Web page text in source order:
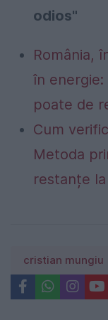
odios"
România,
în energie:
poate de
Cum
Metoda
restanțe
cristian mungiu